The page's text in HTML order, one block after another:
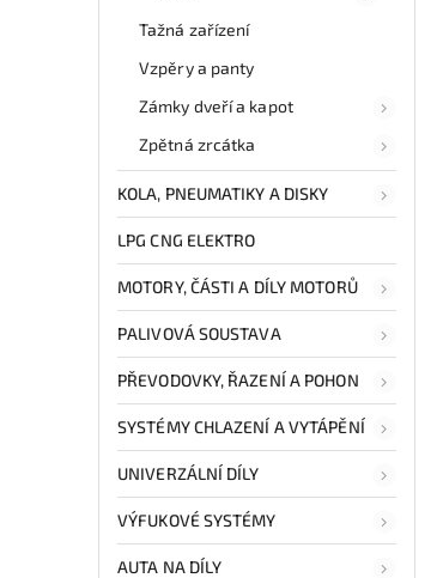
Tažná zařízení
Vzpěry a panty
Zámky dveří a kapot
Zpětná zrcátka
KOLA, PNEUMATIKY A DISKY
LPG CNG ELEKTRO
MOTORY, ČÁSTI A DÍLY MOTORŮ
PALIVOVÁ SOUSTAVA
PŘEVODOVKY, ŘAZENÍ A POHON
SYSTÉMY CHLAZENÍ A VYTÁPĚNÍ
UNIVERZÁLNÍ DÍLY
VÝFUKOVÉ SYSTÉMY
AUTA NA DÍLY